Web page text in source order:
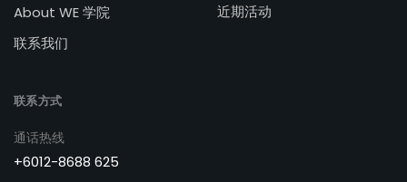
About WE 学院
联系我们
近期活动
联系方式
通话热线
+6012-8688 625